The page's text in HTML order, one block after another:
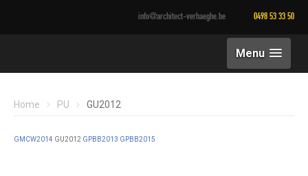
info@architect-verhaeghe.be 0498 53 33 50
Menu
Home PU GU2012
GMCW2014 GU2012 GPBB2013 GPBB2015